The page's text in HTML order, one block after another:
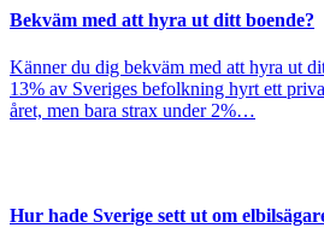
Bekväm med att hyra ut ditt boende?
Känner du dig bekväm med att hyra ut
13% av Sveriges befolkning hyrt ett
året, men bara strax under 2%…
Hur hade Sverige sett ut om